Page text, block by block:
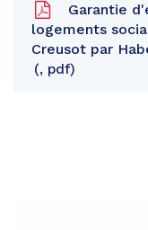
Garantie
logements
Creusot par
, pdf